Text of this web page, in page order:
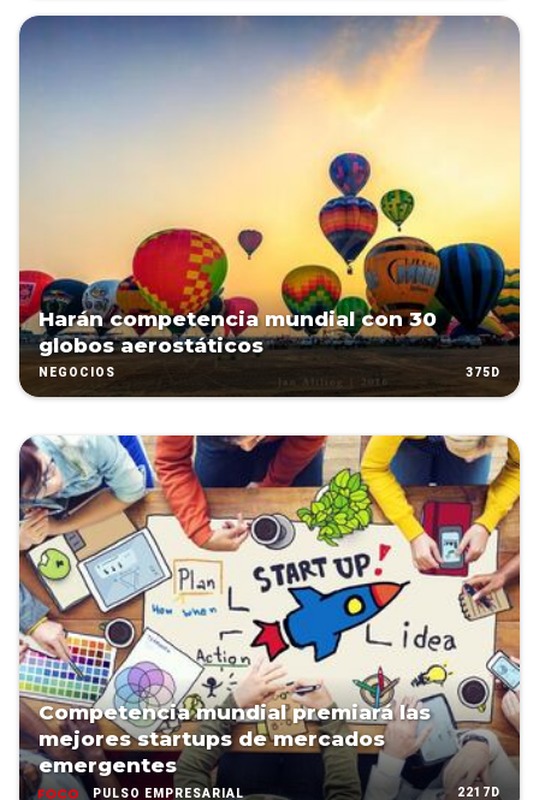
Harán competencia mundial con 30
globos aerostáticos
NEGOCIOS 375D
Competencia mundial premiará las
mejores startups de mercados
emergentes
PULSO EMPRESARIAL 2217D